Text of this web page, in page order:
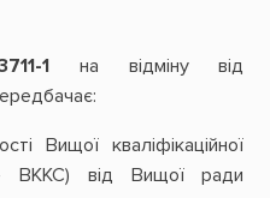
1 на відміну від
Вищої кваліфікаційної
– ВККС) від Вищої ради